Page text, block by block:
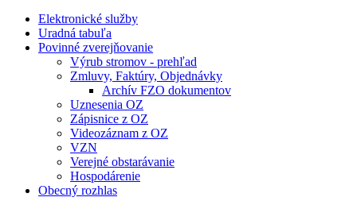
Elektronické služby
Uradná tabuľa
Povinné zverejňovanie
Výrub stromov - prehľad
Zmluvy, Faktúry, Objednávky
Archív FZO dokumentov
Uznesenia OZ
Zápisnice z OZ
Videozáznam z OZ
VZN
Verejné obstarávanie
Hospodárenie
Obecný rozhlas